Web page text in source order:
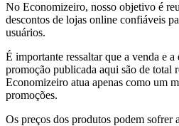
No Economizeiro, nosso objetivo é
descontos de lojas online confiáveis
usuários.
É importante ressaltar que a venda e a
promoção publicada aqui são de total
Economizeiro atua apenas como um
promoções.
Os preços dos produtos podem sofrer